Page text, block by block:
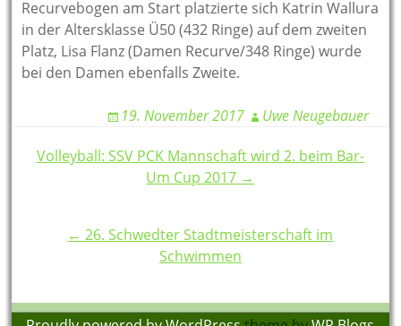
Recurvebogen am Start platzierte sich Katrin Wallura
in der Altersklasse Ü50 (432 Ringe) auf dem zweiten
Platz, Lisa Flanz (Damen Recurve/348 Ringe) wurde
bei den Damen ebenfalls Zweite.
19. November 2017 Uwe Neugebauer
Post
Volleyball: SSV PCK Mannschaft wird 2. beim Bar-
Um Cup 2017 →
← 26. Schwedter Stadtmeisterschaft im
Schwimmen